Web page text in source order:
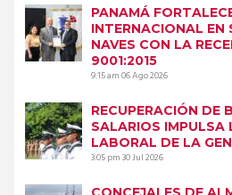
PANAMÁ
INTERNACIONAL EN
NAVES CON LA
9001:2015
9:15 am06 Ago 2026
RECUPERACIÓN DE
SALARIOS IMPULSA
LABORAL DE LA
3:05 pm30 Jul 2026